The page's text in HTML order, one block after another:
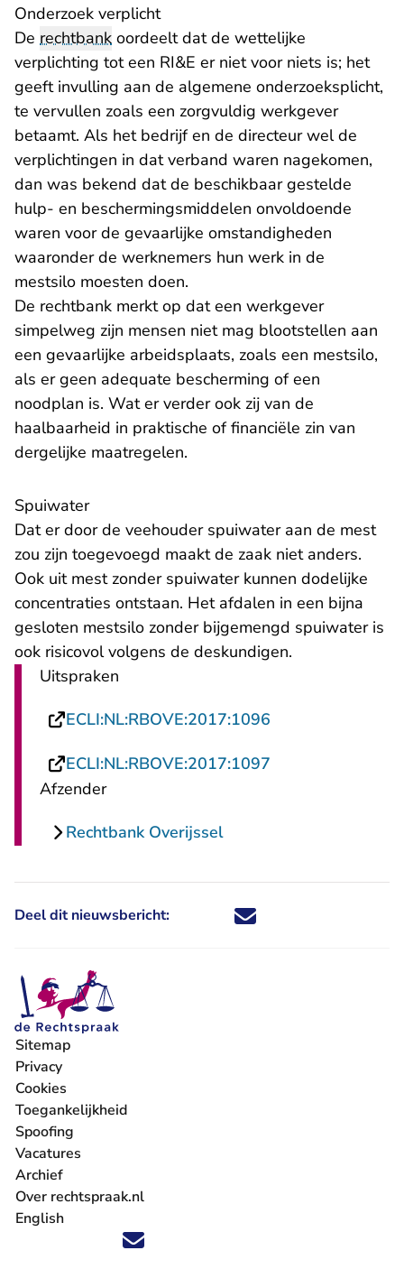
Onderzoek verplicht
De rechtbank oordeelt dat de wettelijke
verplichting tot een RI&E er niet voor niets is; het
geeft invulling aan de algemene onderzoeksplicht,
te vervullen zoals een zorgvuldig werkgever
betaamt. Als het bedrijf en de directeur wel de
verplichtingen in dat verband waren nagekomen,
dan was bekend dat de beschikbaar gestelde
hulp- en beschermingsmiddelen onvoldoende
waren voor de gevaarlijke omstandigheden
waaronder de werknemers hun werk in de
mestsilo moesten doen.
De rechtbank merkt op dat een werkgever
simpelweg zijn mensen niet mag blootstellen aan
een gevaarlijke arbeidsplaats, zoals een mestsilo,
als er geen adequate bescherming of een
noodplan is. Wat er verder ook zij van de
haalbaarheid in praktische of financiële zin van
dergelijke maatregelen.
Spuiwater
Dat er door de veehouder spuiwater aan de mest
zou zijn toegevoegd maakt de zaak niet anders.
Ook uit mest zonder spuiwater kunnen dodelijke
concentraties ontstaan. Het afdalen in een bijna
gesloten mestsilo zonder bijgemengd spuiwater is
ook risicovol volgens de deskundigen.
Uitspraken
ECLI:NL:RBOVE:2017:1096
ECLI:NL:RBOVE:2017:1097
Afzender
Rechtbank Overijssel
Deel dit nieuwsbericht: Deel dit nieuwsbericht via X -
Deel dit nieuwsbericht via
Deel dit nieuwsbericht
Deel dit
Volg ons op X (Twitter) - U verlaat Rechtspraak.nl
Volg ons op Facebook - U verlaat Rechtspraak.nl
Volg ons op Instagram - U verlaat Rechtspraak.nl
Volg ons op Youtube - U verlaat Rechtspraak.nl
Volg ons op LinkedIn - U verlaat
'Blijf op de hoogte' nieuwsbrief - U verlaat
Sitemap
Privacy
Cookies
Toegankelijkheid
Spoofing
Vacatures
- U verlaat Rechtspraak.nl
Archief
Over rechtspraak.nl
English